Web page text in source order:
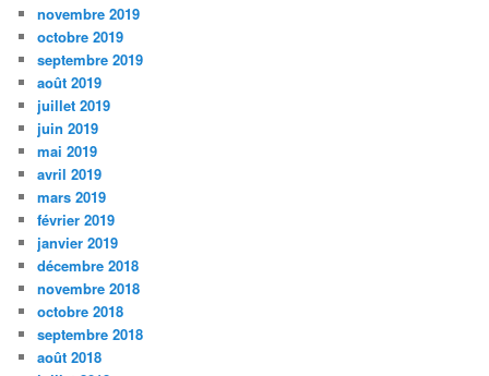
novembre 2019
octobre 2019
septembre 2019
août 2019
juillet 2019
juin 2019
mai 2019
avril 2019
mars 2019
février 2019
janvier 2019
décembre 2018
novembre 2018
octobre 2018
septembre 2018
août 2018